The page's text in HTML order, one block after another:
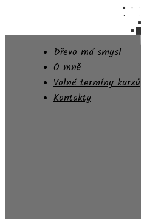
Dřevo má smysl
O mně
Volné termíny kurzů
Kontakty